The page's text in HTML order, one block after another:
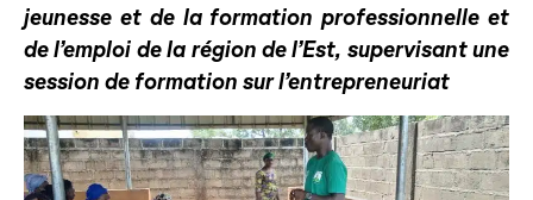
jeunesse et de la formation professionnelle et
de l’emploi de la région de l’Est, supervisant une
session de formation sur l’entrepreneuriat